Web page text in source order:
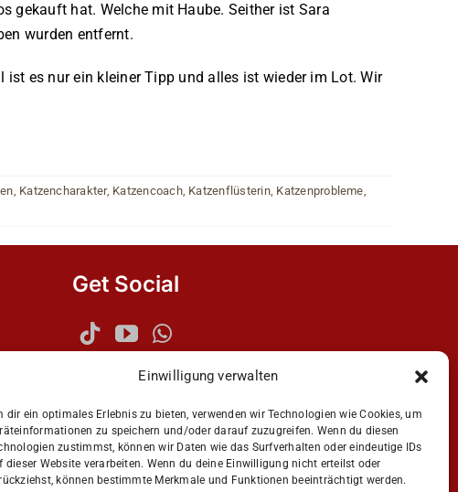
Einwilligung verwalten
dir ein optimales Erlebnis zu bieten, verwenden wir Technologien wie Cookies, um
zu speichern und/oder darauf zuzugreifen. Wenn du diesen
zustimmst, können wir Daten wie das Surfverhalten oder eindeutige IDs
dieser Website verarbeiten. Wenn du deine Einwilligung nicht erteilst oder
können bestimmte Merkmale und Funktionen beeinträchtigt werden.
gekauft hat. Welche mit Haube. Seither ist Sara
wurden entfernt.
es nur ein kleiner Tipp und alles ist wieder im Lot. Wir
, Katzencharakter, Katzencoach, Katzenflüsterin, Katzenprobleme,
Get Social